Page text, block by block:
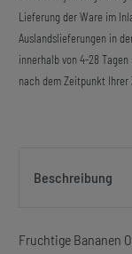
Lieferung der Ware im
Auslandslieferungen in
innerhalb von 4-28
nach dem Zeitpunkt Ihrer
Beschreibung
Fruchtige Bananen